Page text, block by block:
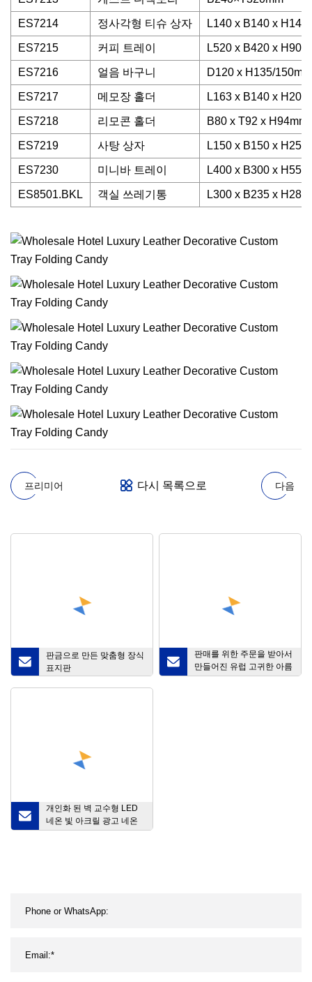
ES7214 정사각형 티슈 상자 L140 x B140 x
ES7215 커피 트레이 L520 x B420 x
ES7216 얼음 바구니 D120 x H135/
ES7217 메모장 홀더 L163 x B140 x
ES7218 리모콘 홀더 B80 x T92 x H94mm
ES7219 사탕 상자 L150 x B150 x
ES7230 미니바 트레이 L400 x B300 x
ES8501.BKL 객실 쓰레기통 L300 x B235 x
프리미어 다시 목록으로 다음
판금으로 만든 맞춤형 장식
표지판
판매를 위한 주문을 받아서
만들어진 유럽 고귀한 아름
다운 숙녀 모자이크 패턴
개인화 된 벽 교수형 LED
네온 빛 아크릴 광고 네온
사인 결혼식 장식 기호에